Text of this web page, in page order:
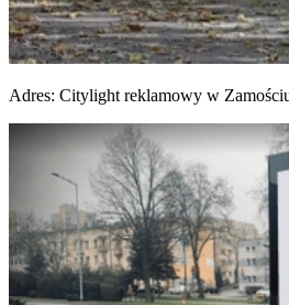
Adres: Citylight reklamowy w